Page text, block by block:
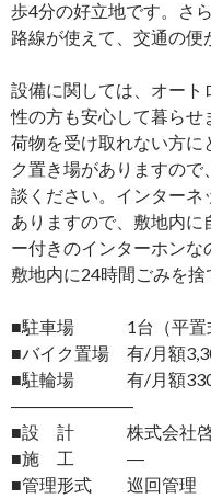
歩4分の好立地です。さ
路線が使えて、交通の便
設備に関しては、オー
性の方も安心して暮らせ
荷物を受け取れない方に
ク置き場がありますの
談ください。インター
ありますので、敷地内に
ー付きのインターホンな
敷地内に24時間ごみを捨
■駐車場 1台（平置式
■バイク置場 有/月額
■駐輪場 有/月額330
―――――――
■設 計 株式会社啓
■施 工 ―
■管理形式 巡回管理